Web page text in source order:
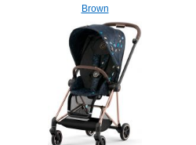
Brown